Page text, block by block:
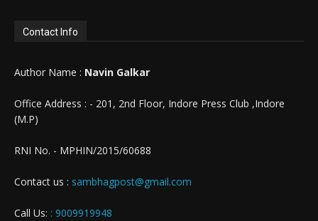
Contact Info
Author Name : Navin Galkar
Office Address : - 201, 2nd Floor, Indore Press Club ,Indore
(M.P)
RNI No. - MPHIN/2015/60688
Contact us : sambhagpost@gmail.com
Call Us: : 9009919948